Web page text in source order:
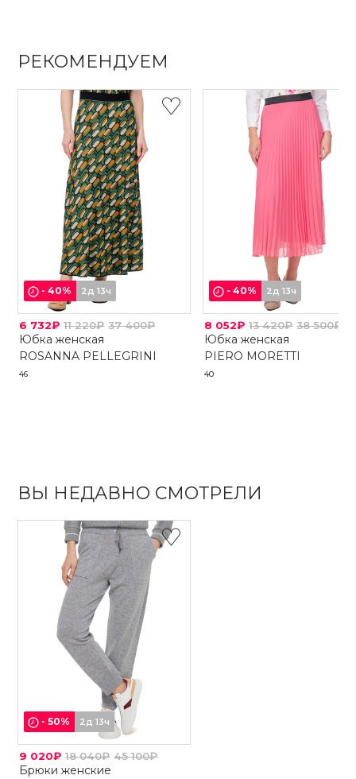
РЕКОМЕНДУЕМ
-40% 2д 13ч
6 732₽ 11 220₽ 37 400₽
Юбка женская
ROSANNA PELLEGRINI
46
-40% 2д 13ч
8 052₽ 13 420₽ 38 500₽
Юбка женская
PIERO MORETTI
40
ВЫ НЕДАВНО СМОТРЕЛИ
-50% 2д 13ч
9 020₽ 18 040₽ 45 100₽
Брюки женские